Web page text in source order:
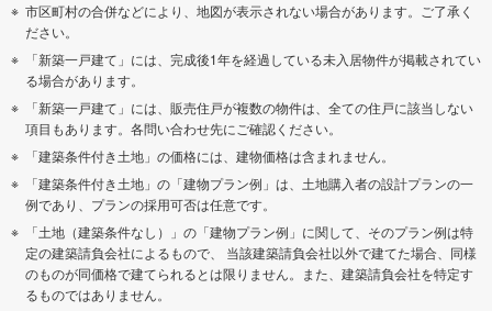
市区町村の合併などにより、地図が表示されない場合があります。ご了承く
ださい。
「新築一戸建て」には、完成後1年を経過している未入居物件が掲載されてい
る場合があります。
「新築一戸建て」には、販売住戸が複数の物件は、全ての住戸に該当しない
項目もあります。各問い合わせ先にご確認ください。
「建築条件付き土地」の価格には、建物価格は含まれません。
「建築条件付き土地」の「建物プラン例」は、土地購入者の設計プランの一
例であり、プランの採用可否は任意です。
「土地（建築条件なし）」の「建物プラン例」に関して、そのプラン例は特
定の建築請負会社によるもので、 当該建築請負会社以外で建てた場合、同様
のものが同価格で建てられるとは限りません。また、建築請負会社を特定す
るものではありません。